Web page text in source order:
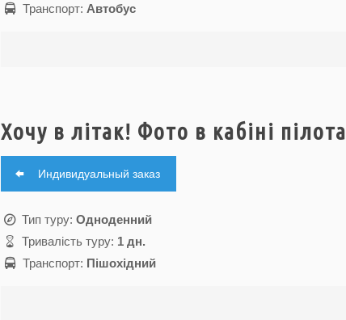
Транспорт: Автобус
Хочу в літак! Фото в кабіні пілота
Индивидуальный заказ
Тип туру: Одноденний
Тривалість туру: 1 дн.
Транспорт: Пішохідний